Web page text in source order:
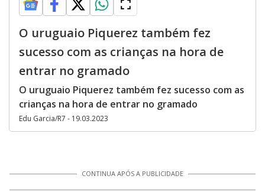
O uruguaio Piquerez também fez
sucesso com as crianças na hora de
entrar no gramado
O uruguaio Piquerez também fez sucesso com as
crianças na hora de entrar no gramado
Edu Garcia/R7 - 19.03.2023
CONTINUA APÓS A PUBLICIDADE